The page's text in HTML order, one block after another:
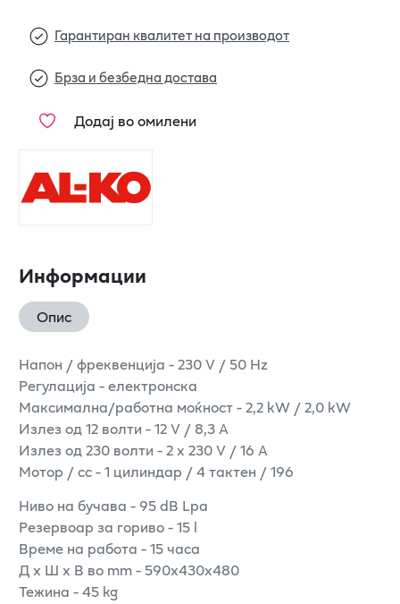
Гарантиран квалитет на производот
Брза и безбедна достава
Додај во омилени
Информации
Опис
Напон / фреквенција - 230 V / 50 Hz
Регулација - електронска
Максимална/работна моќност - 2,2 kW / 2,0 kW
Излез од 12 волти - 12 V / 8,3 A
Излез од 230 волти - 2 x 230 V / 16 A
Мотор / cc - 1 цилиндар / 4 тактен / 196
Ниво на бучава - 95 dB Lpa
Резервоар за гориво - 15 l
Време на работа - 15 часа
Д x Ш x В во mm - 590x430x480
Тежина - 45 kg